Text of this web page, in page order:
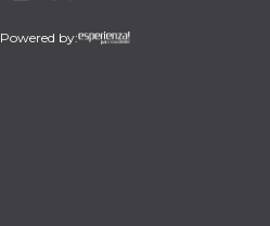
Powered by: